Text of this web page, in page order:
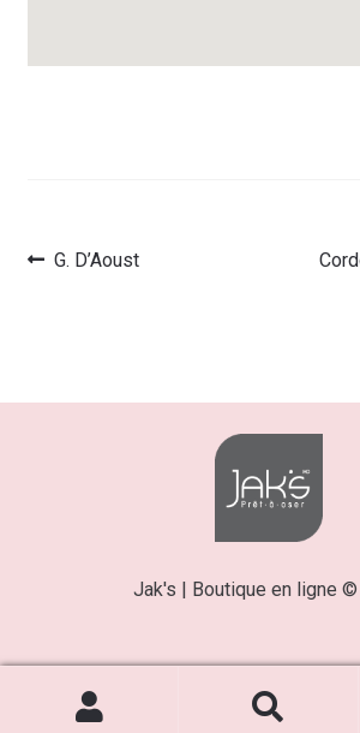
Navigation
Article
G. D’Aoust
Jak's | Boutique en ligne